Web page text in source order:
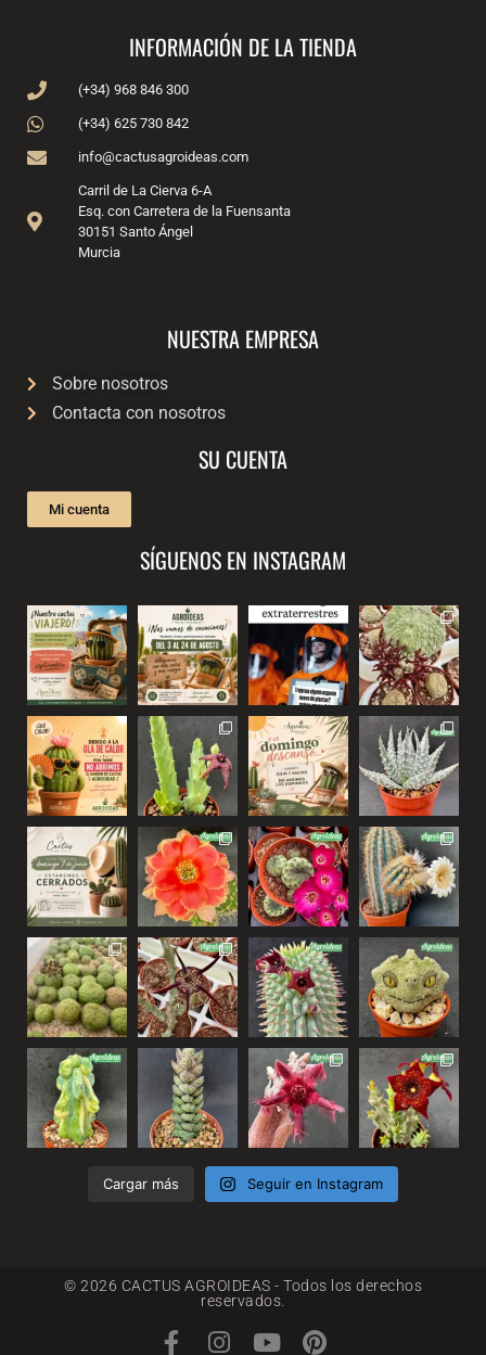
INFORMACIÓN DE LA TIENDA
(+34) 968 846 300
(+34) 625 730 842
info@cactusagroideas.com
Carril de La Cierva 6-A
Esq. con Carretera de la Fuensanta
30151 Santo Ángel
Murcia
NUESTRA EMPRESA
Sobre nosotros
Contacta con nosotros
SU CUENTA
Mi cuenta
SÍGUENOS EN INSTAGRAM
Cargar más Seguir en Instagram
© 2026 CACTUS AGROIDEAS - Todos los derechos
reservados.